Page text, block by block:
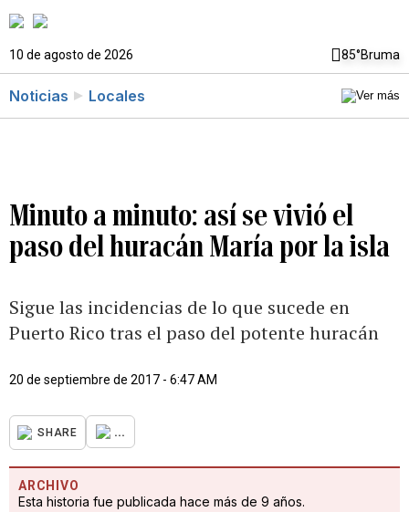
10 de agosto de 2026 85°Bruma
Noticias Locales
Minuto a minuto: así se vivió el
paso del huracán María por la isla
Sigue las incidencias de lo que sucede en
Puerto Rico tras el paso del potente huracán
20 de septiembre de 2017 - 6:47 AM
SHARE ...
ARCHIVO
Esta historia fue publicada hace más de 9 años.